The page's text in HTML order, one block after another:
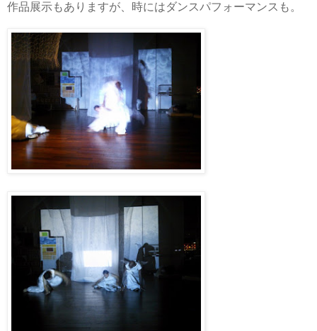
作品展示もありますが、時にはダンスパフォーマンスも。